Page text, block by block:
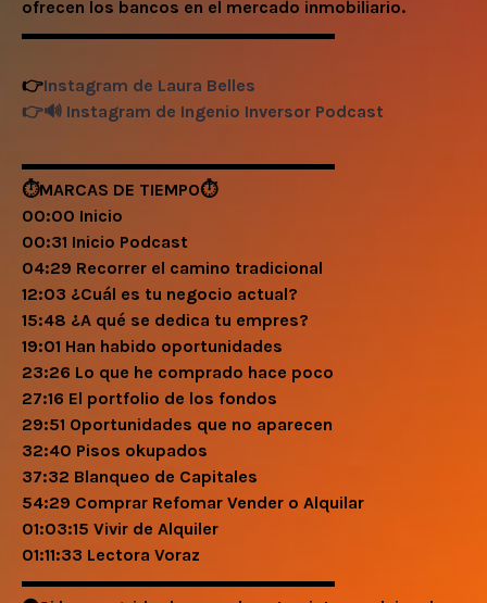
ofrecen los bancos en el mercado inmobiliario.
▬▬▬▬▬▬▬▬▬▬▬▬▬▬▬▬▬▬
👉Instagram de Laura Belles
👉🔊 Instagram de Ingenio Inversor Podcast
▬▬▬▬▬▬▬▬▬▬▬▬▬▬▬▬▬▬
⏱️MARCAS DE TIEMPO⏱️
00:00 Inicio
00:31 Inicio Podcast
04:29 Recorrer el camino tradicional
12:03 ¿Cuál es tu negocio actual?
15:48 ¿A qué se dedica tu empres?
19:01 Han habido oportunidades
23:26 Lo que he comprado hace poco
27:16 El portfolio de los fondos
29:51 Oportunidades que no aparecen
32:40 Pisos okupados
37:32 Blanqueo de Capitales
54:29 Comprar Refomar Vender o Alquilar
01:03:15 Vivir de Alquiler
01:11:33 Lectora Voraz
▬▬▬▬▬▬▬▬▬▬▬▬▬▬▬▬▬▬